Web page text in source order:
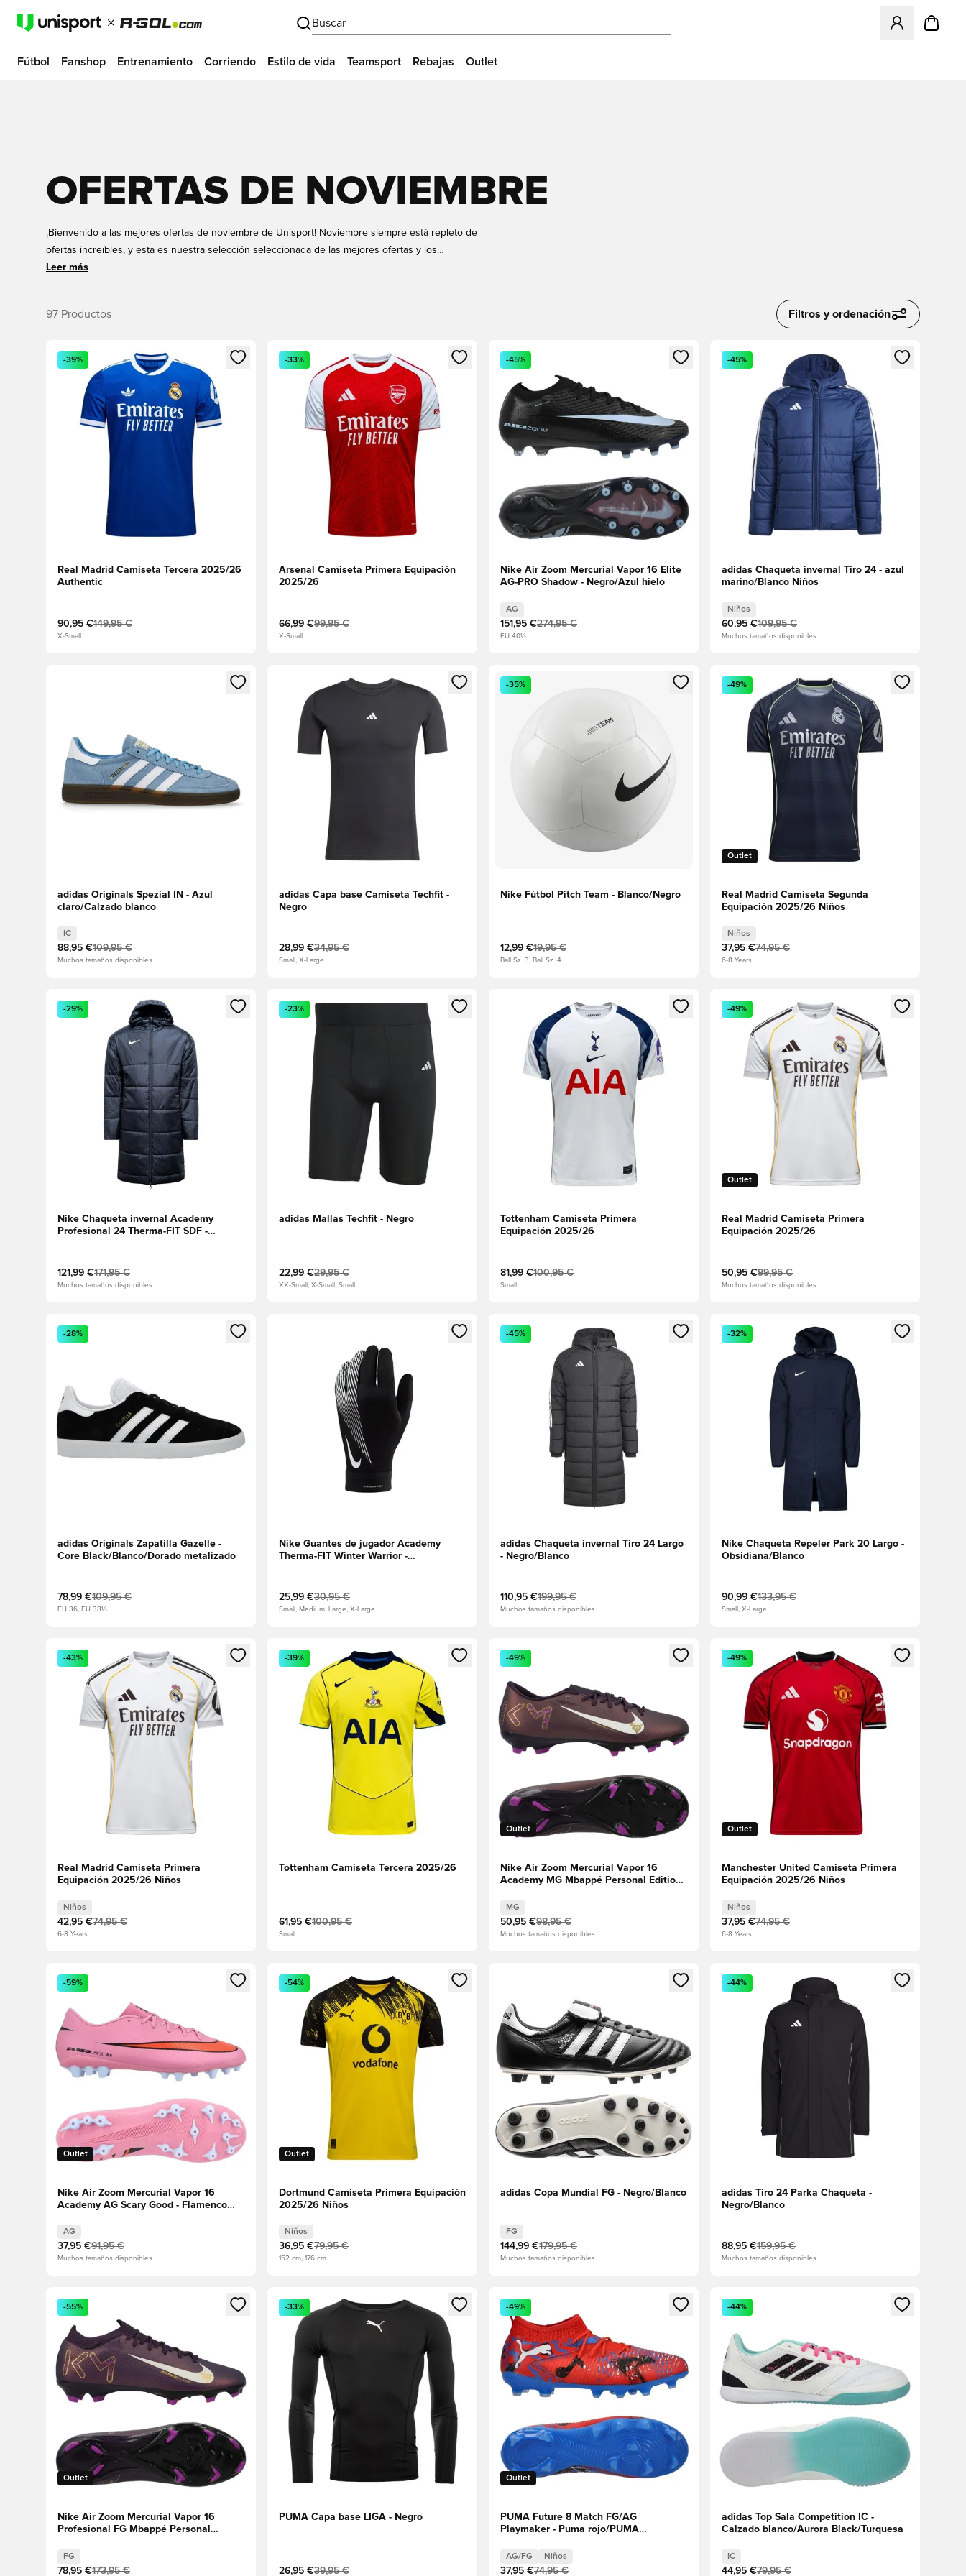
Buscar
Abre un modal
Fútbol Fanshop Entrenamiento Corriendo Estilo de vida Teamsport Rebajas Outlet
OFERTAS DE NOVIEMBRE
¡Bienvenido a las mejores ofertas de noviembre de Unisport! Noviembre siempre está repleto de
ofertas increíbles, y esta es nuestra selección seleccionada de las mejores ofertas y los
productos más populares que salen a la venta en Unisport durante noviembre. Este es también el
continuación. No cabe duda de que hay algunas ofertas, ¡no querrá perdérselas!
Leer más
97 Productos Filtros y ordenación
Abre un modal para iniciar sesión o registrarse como miembro
-39%
Real Madrid Camiseta Tercera 2025/26
Authentic
90,95 €149,95 €
X-Small
Abre un modal para iniciar sesión o registrarse como miembro
-33%
Arsenal Camiseta Primera Equipación
2025/26
66,99 €99,95 €
X-Small
Abre un modal para iniciar sesión o registrarse como miembro
-45%
Nike Air Zoom Mercurial Vapor 16 Elite
AG-PRO Shadow - Negro/Azul hielo
AG
151,95 €274,95 €
EU 40½
Abre un modal para iniciar sesión o registrarse
-45%
adidas Chaqueta invernal Tiro 24 - azul
marino/Blanco Niños
Niños
60,95 €109,95 €
Muchos tamaños disponibles
Abre un modal para iniciar sesión o registrarse como miembro
adidas Originals Spezial IN - Azul
claro/Calzado blanco
IC
88,95 €109,95 €
Muchos tamaños disponibles
Abre un modal para iniciar sesión o registrarse como miembro
adidas Capa base Camiseta Techfit -
Negro
28,99 €34,95 €
Small, X-Large
Abre un modal para iniciar sesión o registrarse como miembro
-35%
Nike Fútbol Pitch Team - Blanco/Negro
12,99 €19,95 €
Ball Sz. 3, Ball Sz. 4
Abre un modal para iniciar sesión o registrarse
Outlet
-49%
Real Madrid Camiseta Segunda
Equipación 2025/26 Niños
Niños
37,95 €74,95 €
6-8 Years
Abre un modal para iniciar sesión o registrarse como miembro
-29%
Nike Chaqueta invernal Academy
Profesional 24 Therma-FIT SDF -
121,99 €171,95 €
Muchos tamaños disponibles
Abre un modal para iniciar sesión o registrarse como miembro
-23%
adidas Mallas Techfit - Negro
22,99 €29,95 €
XX-Small, X-Small, Small
Abre un modal para iniciar sesión o registrarse como miembro
Tottenham Camiseta Primera
Equipación 2025/26
81,99 €100,95 €
Small
Abre un modal para iniciar sesión o registrarse
Outlet
-49%
Real Madrid Camiseta Primera
Equipación 2025/26
50,95 €99,95 €
Muchos tamaños disponibles
Abre un modal para iniciar sesión o registrarse como miembro
-28%
adidas Originals Zapatilla Gazelle -
Core Black/Blanco/Dorado metalizado
78,99 €109,95 €
EU 36, EU 38½
Abre un modal para iniciar sesión o registrarse como miembro
Nike Guantes de jugador Academy
Therma-FIT Winter Warrior -
25,99 €30,95 €
Small, Medium, Large, X-Large
Abre un modal para iniciar sesión o registrarse como miembro
-45%
adidas Chaqueta invernal Tiro 24 Largo
- Negro/Blanco
110,95 €199,95 €
Muchos tamaños disponibles
Abre un modal para iniciar sesión o registrarse
-32%
Nike Chaqueta Repeler Park 20 Largo -
Obsidiana/Blanco
90,99 €133,95 €
Small, X-Large
Abre un modal para iniciar sesión o registrarse como miembro
-43%
Real Madrid Camiseta Primera
Equipación 2025/26 Niños
Niños
42,95 €74,95 €
6-8 Years
Abre un modal para iniciar sesión o registrarse como miembro
-39%
Tottenham Camiseta Tercera 2025/26
61,95 €100,95 €
Small
Abre un modal para iniciar sesión o registrarse como miembro
Outlet
-49%
Nike Air Zoom Mercurial Vapor 16
Academy MG Mbappé Personal Edition -
MG
50,95 €98,95 €
Muchos tamaños disponibles
Abre un modal para iniciar sesión o registrarse
Outlet
-49%
Manchester United Camiseta Primera
Equipación 2025/26 Niños
Niños
37,95 €74,95 €
6-8 Years
Abre un modal para iniciar sesión o registrarse como miembro
Outlet
-59%
Nike Air Zoom Mercurial Vapor 16
Academy AG Scary Good - Flamenco
AG
37,95 €91,95 €
Muchos tamaños disponibles
Abre un modal para iniciar sesión o registrarse como miembro
Outlet
-54%
Dortmund Camiseta Primera Equipación
2025/26 Niños
Niños
36,95 €79,95 €
152 cm, 176 cm
Abre un modal para iniciar sesión o registrarse como miembro
adidas Copa Mundial FG - Negro/Blanco
FG
144,99 €179,95 €
Muchos tamaños disponibles
Abre un modal para iniciar sesión o registrarse
-44%
adidas Tiro 24 Parka Chaqueta -
Negro/Blanco
88,95 €159,95 €
Muchos tamaños disponibles
Abre un modal para iniciar sesión o registrarse como miembro
Outlet
-55%
Nike Air Zoom Mercurial Vapor 16
Profesional FG Mbappé Personal
FG
78,95 €173,95 €
Abre un modal para iniciar sesión o registrarse como miembro
-33%
PUMA Capa base LIGA - Negro
26,95 €39,95 €
Abre un modal para iniciar sesión o registrarse como miembro
Outlet
-49%
PUMA Future 8 Match FG/AG
Playmaker - Puma rojo/PUMA
AG/FG Niños
37,95 €74,95 €
Abre un modal para iniciar sesión o registrarse
-44%
adidas Top Sala Competition IC -
Calzado blanco/Aurora Black/Turquesa
IC
44,95 €79,95 €